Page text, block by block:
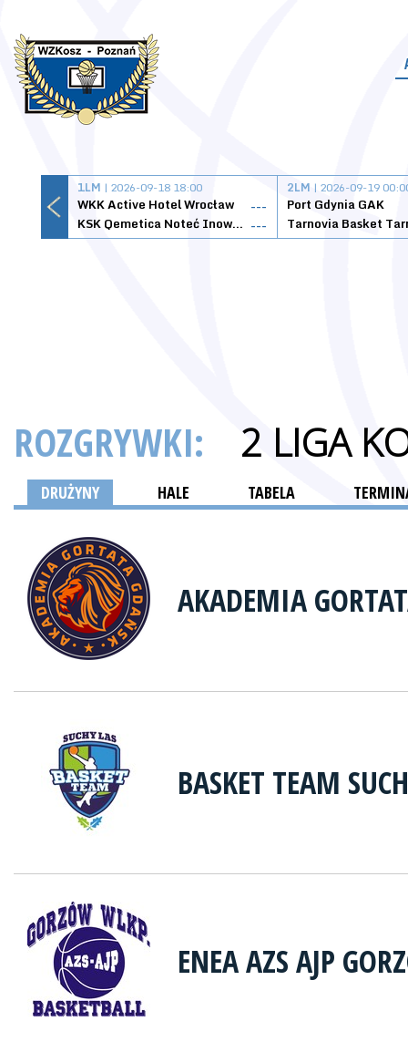
1LM | 2026-09-18 18:00
WKK Active Hotel Wrocław
---
KSK Qemetica Noteć Inowrocław ---
2LM | 2026-09-19
Port Gdynia GAK
ROZGRYWKI: 2 LIGA
DRUŻYNY HALE TABELA
AKADEMIA
BASKET TEAM
ENEA AZS AJP